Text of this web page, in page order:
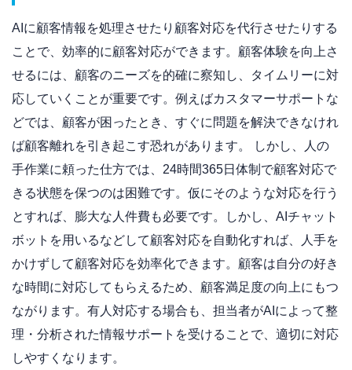
AIに顧客情報を処理させたり顧客対応を代行させたりする
ことで、効率的に顧客対応ができます。顧客体験を向上さ
せるには、顧客のニーズを的確に察知し、タイムリーに対
応していくことが重要です。例えばカスタマーサポートな
どでは、顧客が困ったとき、すぐに問題を解決できなけれ
ば顧客離れを引き起こす恐れがあります。 しかし、人の
手作業に頼った仕方では、24時間365日体制で顧客対応で
きる状態を保つのは困難です。仮にそのような対応を行う
とすれば、膨大な人件費も必要です。しかし、AIチャット
ボットを用いるなどして顧客対応を自動化すれば、人手を
かけずして顧客対応を効率化できます。顧客は自分の好き
な時間に対応してもらえるため、顧客満足度の向上にもつ
ながります。有人対応する場合も、担当者がAIによって整
理・分析された情報サポートを受けることで、適切に対応
しやすくなります。